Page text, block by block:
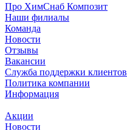
Про ХимСнаб Композит
Наши филиалы
Команда
Новости
Отзывы
Вакансии
Служба поддержки клиентов
Политика компании
Информация
Акции
Новости